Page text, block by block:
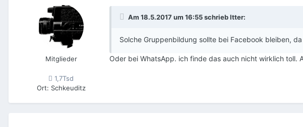
Mitglieder
1,7Tsd
Ort: Schkeuditz
Am 18.5.2017 um 16:55 schriebItter:
Solche Gruppenbildung sollte bei Facebook bleiben,
Oder bei WhatsApp. ich finde das auch nicht wirklich toll.